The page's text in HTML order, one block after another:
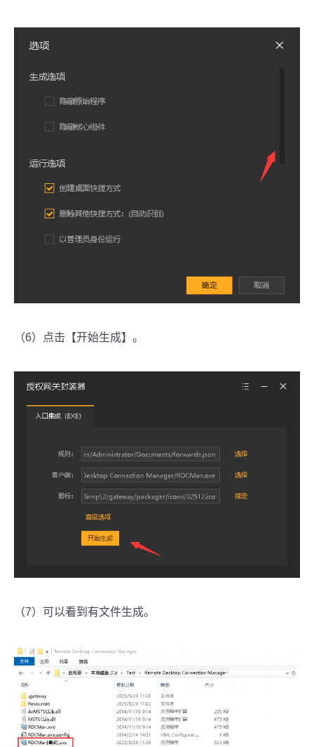
（6）点击【开始生成】。
（7）可以看到有文件生成。